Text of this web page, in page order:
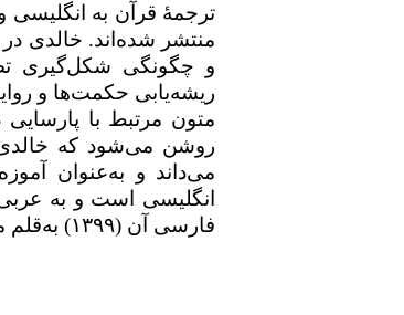
ترجمهٔ قرآن به انگلیسی
منتشر شده‌اند. خالدی
و چگونگی شکل‌گیری
ریشه‌یابی حکمت‌ها و
متون مرتبط با
روشن می‌شود که خالدی
می‌داند و به‌عنوان
انگلیسی است و به
فارسی آن (۱۳۹۹)